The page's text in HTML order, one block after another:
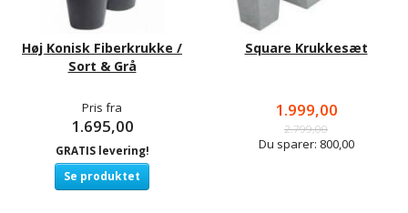
Høj Konisk Fiberkrukke /
Sort & Grå
Pris fra
1.695,00
GRATIS levering!
Se produktet
Square Krukkesæt
1.999,00
2.799,00
Du sparer: 800,00